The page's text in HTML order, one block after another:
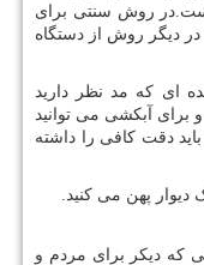
روش سنتی برای
دیگر روش از دستگاه
ای که مد نظر دارید
برای آبکشی می توانید
باید دقت کافی را داشته
پهن می کنید.
که دیکر برای مردم و